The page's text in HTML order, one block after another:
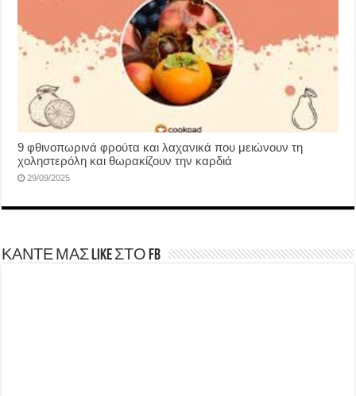
9 φθινοπωρινά φρούτα και λαχανικά που μειώνουν τη
χοληστερόλη και θωρακίζουν την καρδιά
29/09/2025
ΚΑΝΤΕ ΜΑΣ LIKE ΣΤΟ FB